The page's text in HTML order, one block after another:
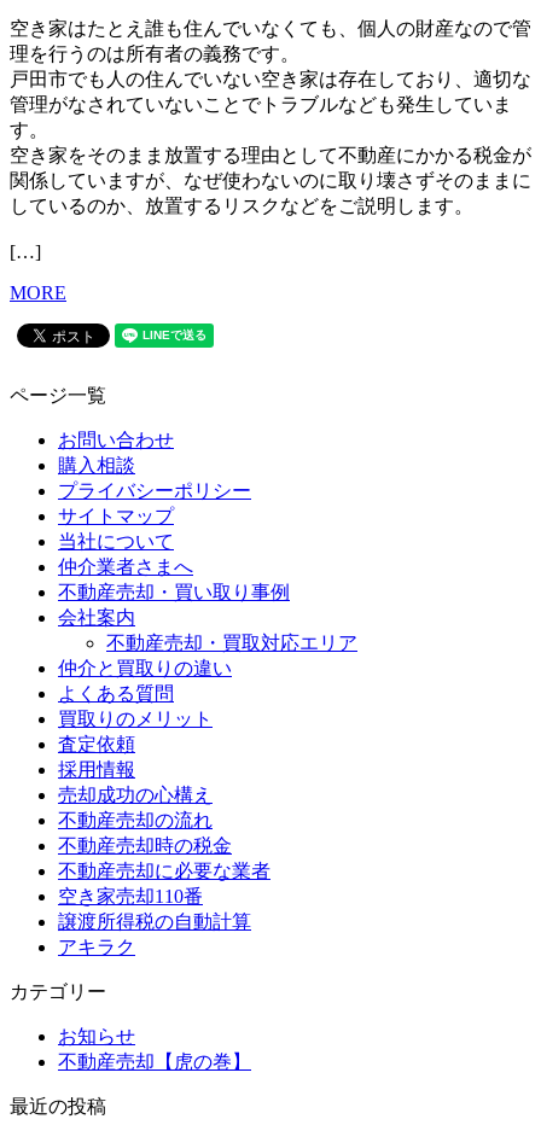
空き家はたとえ誰も住んでいなくても、個人の財産なので管
理を行うのは所有者の義務です。
戸田市でも人の住んでいない空き家は存在しており、適切な
管理がなされていないことでトラブルなども発生していま
す。
空き家をそのまま放置する理由として不動産にかかる税金が
関係していますが、なぜ使わないのに取り壊さずそのままに
しているのか、放置するリスクなどをご説明します。
[…]
MORE
ページ一覧
お問い合わせ
購入相談
プライバシーポリシー
サイトマップ
当社について
仲介業者さまへ
不動産売却・買い取り事例
会社案内
不動産売却・買取対応エリア
仲介と買取りの違い
よくある質問
買取りのメリット
査定依頼
採用情報
売却成功の心構え
不動産売却の流れ
不動産売却時の税金
不動産売却に必要な業者
空き家売却110番
譲渡所得税の自動計算
アキラク
カテゴリー
お知らせ
不動産売却【虎の巻】
最近の投稿